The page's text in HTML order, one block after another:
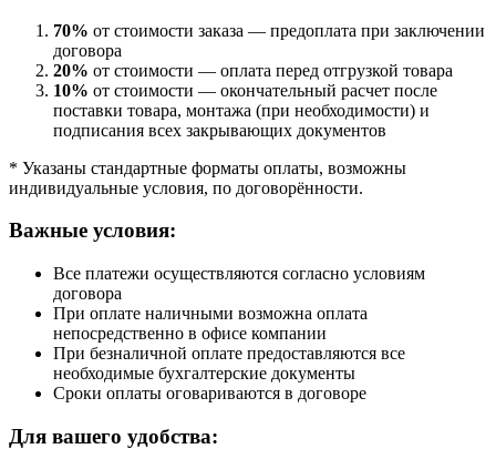
70% от стоимости заказа — предоплата при заключении
договора
20% от стоимости — оплата перед отгрузкой товара
10% от стоимости — окончательный расчет после
поставки товара, монтажа (при необходимости) и
подписания всех закрывающих документов
* Указаны стандартные форматы оплаты, возможны
индивидуальные условия, по договорённости.
Важные условия:
Все платежи осуществляются согласно условиям
договора
При оплате наличными возможна оплата
непосредственно в офисе компании
При безналичной оплате предоставляются все
необходимые бухгалтерские документы
Сроки оплаты оговариваются в договоре
Для вашего удобства: